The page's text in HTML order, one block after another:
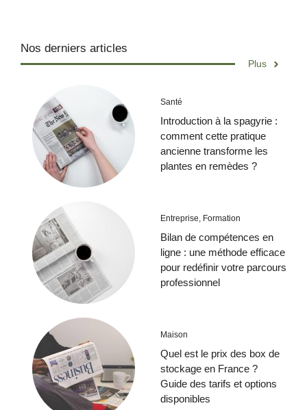
Nos derniers articles
Plus
Santé
Introduction à la spagyrie :
comment cette pratique
ancienne transforme les
plantes en remèdes ?
Entreprise, Formation
Bilan de compétences en
ligne : une méthode efficace
pour redéfinir votre parcours
professionnel
Maison
Quel est le prix des box de
stockage en France ?
Guide des tarifs et options
disponibles